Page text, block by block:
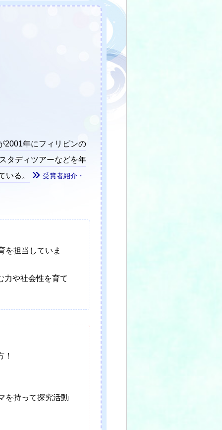
2001年にフィリピンの
タディツアーなどを年
いる。
受賞者紹介・
を担当していま
力や社会性を育て
を持って探究活動